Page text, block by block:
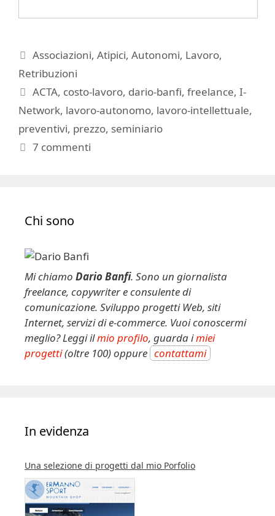
Categorie
Associazioni,Atipici,Autonomi, Lavoro,
Retribuzioni
Tag
ACTA, costo-lavoro, dario-banfi,freelance,I-
Network, lavoro-autonomo, lavoro-intellettuale,
preventivi, prezzo, seminiario
7 commenti
Chi sono
Mi chiamo Dario Banfi. Sono un giornalista
freelance, copywriter e consulente di
comunicazione. Sviluppo progetti Web, siti
Internet, servizi di e-commerce. Vuoi conoscermi
meglio? Leggi ilmio profilo, guarda imiei
progetti(oltre 100) oppure contattami
In evidenza
Una selezione di progetti dal mio Porfolio